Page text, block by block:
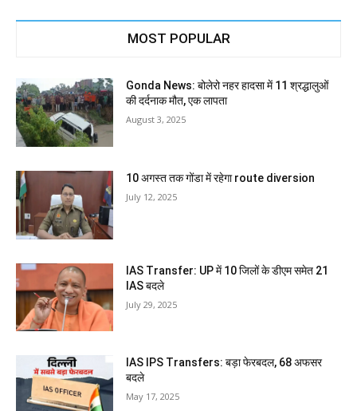
MOST POPULAR
Gonda News: बोलेरो नहर हादसा में 11 श्रद्धालुओं
की दर्दनाक मौत, एक लापता
August 3, 2025
10 अगस्त तक गोंडा में रहेगा route diversion
July 12, 2025
IAS Transfer: UP में 10 जिलों के डीएम समेत 21
IAS बदले
July 29, 2025
IAS IPS Transfers: बड़ा फेरबदल, 68 अफसर
बदले
May 17, 2025